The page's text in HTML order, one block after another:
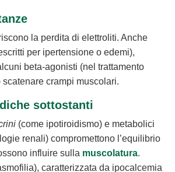
la perdita di elettroliti. Anche
per ipertensione o edemi),
beta‑agonisti (nel trattamento
scatenare crampi muscolari.
sottostanti
(come ipotiroidismo) e metabolici
renali) compromettono l’equilibrio
influire sulla muscolatura.
caratterizzata da ipocalcemia